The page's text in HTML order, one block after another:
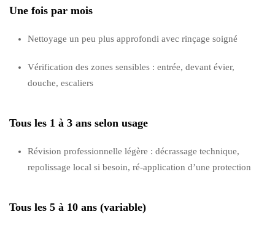
Une fois par mois
Nettoyage un peu plus approfondi avec rinçage soigné
Vérification des zones sensibles : entrée, devant évier,
douche, escaliers
Tous les 1 à 3 ans selon usage
Révision professionnelle légère : décrassage technique,
repolissage local si besoin, ré-application d’une protection
Tous les 5 à 10 ans (variable)